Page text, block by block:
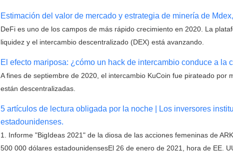
Estimación del valor de mercado y estrategia de minería de
DeFi es uno de los campos de más rápido crecimiento en 2020. La
liquidez y el intercambio descentralizado (DEX) está avanzando.
El efecto mariposa: ¿cómo un hack de intercambio conduce a
A fines de septiembre de 2020, el intercambio KuCoin fue pirateado
están descentralizadas.
5 artículos de lectura obligada por la noche | Los inversores
estadounidenses.
1. Informe "BigIdeas 2021" de la diosa de las acciones femeninas de
500 000 dólares estadounidensesEl 26 de enero de 2021, hora de EE.